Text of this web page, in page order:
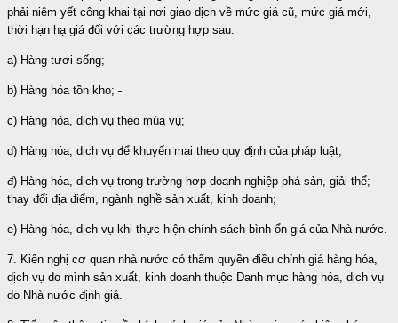
phải niêm yết công khai tại nơi giao dịch về mức giá cũ, mức giá mới,
thời hạn hạ giá đối với các trường hợp sau:
a) Hàng tươi sống;
b) Hàng hóa tồn kho;
c) Hàng hóa, dịch vụ theo mùa vụ;
d) Hàng hóa, dịch vụ để khuyến mại theo quy định của pháp luật;
đ) Hàng hóa, dịch vụ trong trường hợp doanh nghiệp phá sản, giải thể;
thay đổi địa điểm, ngành nghề sản xuất, kinh doanh;
e) Hàng hóa, dịch vụ khi thực hiện chính sách bình ổn giá của Nhà nước.
7. Kiến nghị cơ quan nhà nước có thẩm quyền điều chỉnh giá hàng hóa,
dịch vụ do mình sản xuất, kinh doanh thuộc Danh mục hàng hóa, dịch vụ
do Nhà nước định giá.